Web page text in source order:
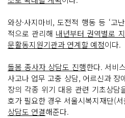
와상·사지마비, 도전적 행동 등 ‘고
적으로 관리해 내년부터 권역별로
문활동지원기관과 연계할 예정이다.
돌봄 종사자 상담도 진행한다. 서비
사고나 업무 고충 상담, 어르신과 장
장의 각종 위기 대응 관련 기초상담
호가 필요한 경우 서울시복지재단(
상담도 연결해준다.